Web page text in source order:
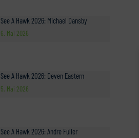
See A Hawk 2026: Michael Dansby
6. Mai 2026
See A Hawk 2026: Deven Eastern
5. Mai 2026
See A Hawk 2026: Andre Fuller